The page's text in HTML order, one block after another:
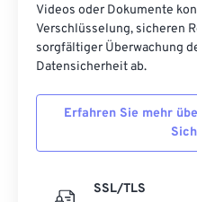
Videos oder Dokumente
Verschlüsselung, sicheren
sorgfältiger Überwachung
Datensicherheit ab.
Erfahren Sie mehr
SSL/TLS